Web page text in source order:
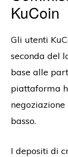
KuCoin
Gli utenti
seconda del
base alle
piattaforma
basso.
I depositi di